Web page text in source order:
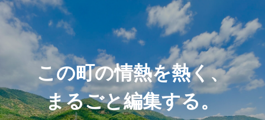
この町の情熱を熱く、
まるごと編集する。